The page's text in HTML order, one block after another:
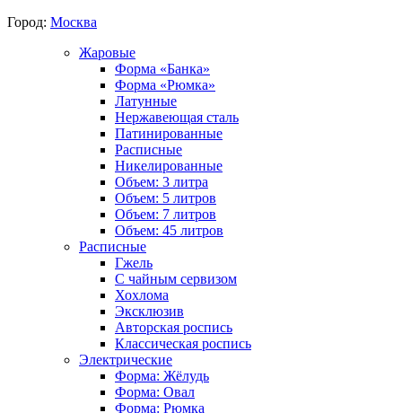
Город: Москва
Жаровые
Форма «Банка»
Форма «Рюмка»
Латунные
Нержавеющая сталь
Патинированные
Расписные
Никелированные
Объем: 3 литра
Объем: 5 литров
Объем: 7 литров
Объем: 45 литров
Расписные
Гжель
С чайным сервизом
Хохлома
Эксклюзив
Авторская роспись
Классическая роспись
Электрические
Форма: Жёлудь
Форма: Овал
Форма: Рюмка